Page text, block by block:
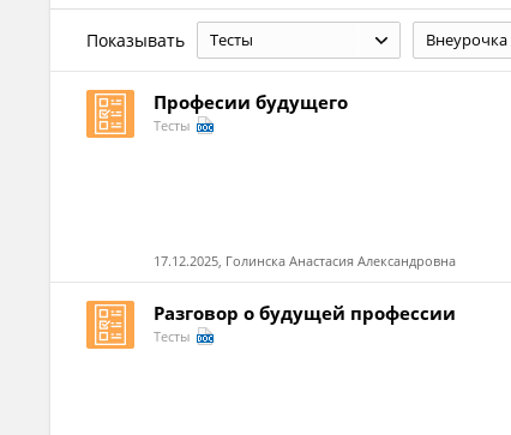
Показывать Тесты Внеурочка
Професии будущего
Тесты
17.12.2025, Голинска Анастасия Александровна
Разговор о будущей профессии
Тесты